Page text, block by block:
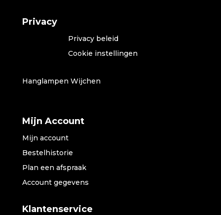
Privacy
Privacy beleid
Cookie instellingen
Hanglampen Wijchen
Mijn Account
Mijn account
Bestelhistorie
Plan een afspraak
Account gegevens
Klantenservice